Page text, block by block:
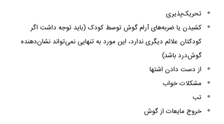
تحریک‌پذیری
کشیدن یا ضربه‌های آرام گوش توسط کودک (باید توجه داشت اگر
کودکتان علائم دیگری ندارد، این مورد به تنهایی نمی‌تواند نشان‌دهنده
گوش‌درد باشد)
از دست دادن اشتها
مشکلات خواب
تب
خروج مایعات از گوش